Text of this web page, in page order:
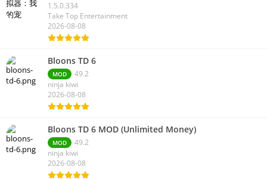
1.5.0.334
Take Top Entertainment
2026-08-08
Bloons TD 6
MOD
49.2
ninja kiwi
2026-08-08
Bloons TD 6 MOD (Unlimited Money)
MOD
49.2
ninja kiwi
2026-08-08